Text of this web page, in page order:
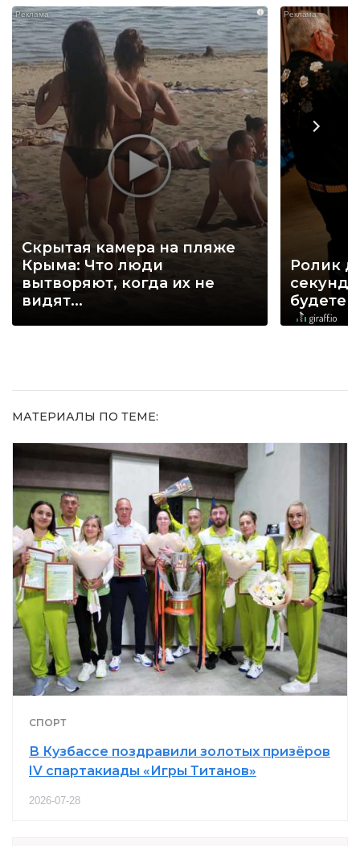
i
Скрытая камера на пляже
Крыма: Что люди
вытворяют, когда их не
видят...
Ролик
секунд,
будете
МАТЕРИАЛЫ ПО ТЕМЕ:
СПОРТ
В Кузбассе поздравили золотых призёров
IV спартакиады «Игры Титанов»
2026-07-28